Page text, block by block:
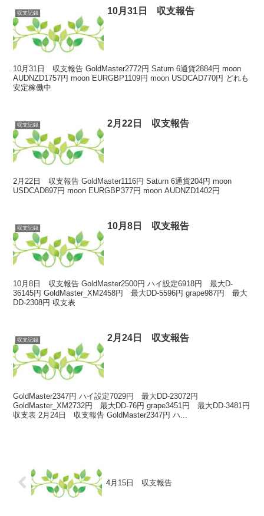
収支記録 10月31日 収支報告
10月31日 収支報告 GoldMaster2772円 Saturn 6通貨2884円 moon
AUDNZD1757円 moon EURGBP1109円 moon USDCAD770円 どれも
安定稼働中
収支記録 2月22日 収支報告
2月22日 収支報告 GoldMaster1116円 Saturn 6通貨204円 moon
USDCAD897円 moon EURGBP377円 moon AUDNZD1402円
収支記録 10月8日 収支報告
10月8日 収支報告 GoldMaster2500円 ハイ設定6918円 最大D-
36145円 GoldMaster_XM2458円 最大DD-5596円 grape987円 最大
DD-2308円 収支表
収支記録 2月24日 収支報告
GoldMaster2347円 ハイ設定7029円 最大DD-23072円
GoldMaster_XM2732円 最大DD-76円 grape3451円 最大DD-3481円
収支表 2月24日 収支報告 GoldMaster2347円 ハ...
4月15日 収支報告